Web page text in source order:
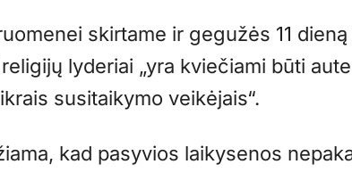
skirtame ir gegužės 11
lyderiai „yra kviečiami būti
susitaikymo veikėjais“.
kad pasyvios laikysenos